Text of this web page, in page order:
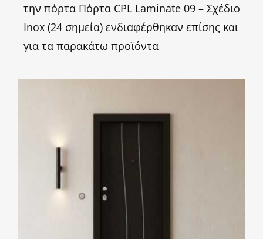
την πόρτα Πόρτα CPL Laminate 09 – Σχέδιο
Inox (24 σημεία) ενδιαφέρθηκαν επίσης και
για τα παρακάτω προϊόντα